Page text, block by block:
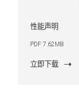
性能声明
PDF 7.62MB
立即下载